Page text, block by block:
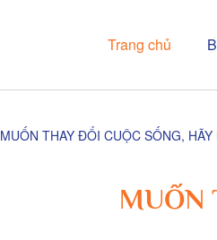
Trang chủ
MUỐN THAY ĐỔI CUỘC SỐNG,
MUỐN